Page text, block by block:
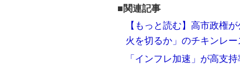
■関連記事
【もっと読む】高市政権
火を切るか」のチキンレー
「インフレ加速」が高支